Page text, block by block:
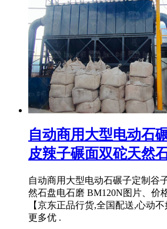
自动商用大型电动石
皮辣子碾面双砣天然
自动商用大型电动石碾子定制谷
然石盘电石磨 BM120N图片、价
【京东正品行货,全国配送,心动
更多优 .